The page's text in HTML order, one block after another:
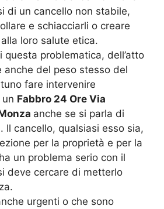
di un cancello non stabile,
e schiacciarli o creare
loro salute etica.
questa problematica, dell’atto
del peso stesso del
fare intervenire
Fabbro 24 Ore Via
anche se si parla di
Il cancello, qualsiasi esso sia,
per la proprietà e per la
un problema serio con il
deve cercare di metterlo
urgenti o che sono